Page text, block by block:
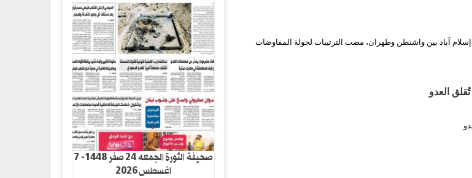
آباد بين واشنطن وطهران، مضت الترتيبات لجولة المفاوضات
العدو
صحيفة الثورة الجمعه 24 صفر 1448- 7
اغسطس 2026